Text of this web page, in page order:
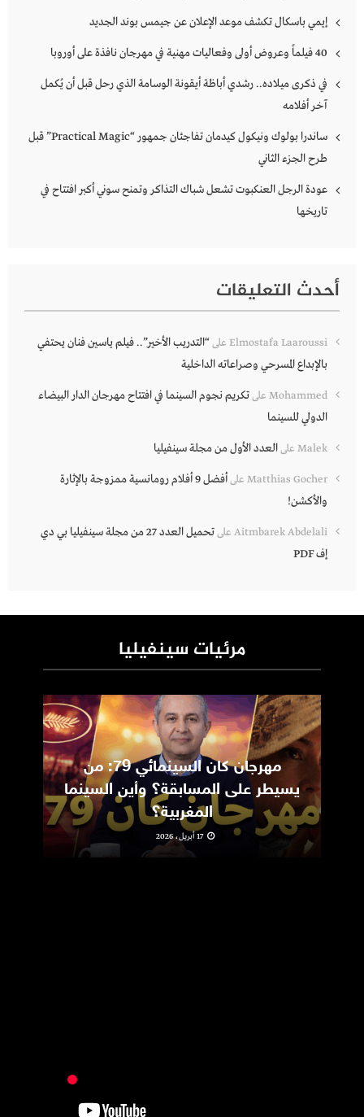
إيمي باسكال تكشف موعد الإعلان عن جيمس بوند الجديد
40 فيلماً وعروض أولى وفعاليات مهنية في مهرجان نافذة على أوروبا
في ذكرى ميلاده.. رشدي أباظة أيقونة الوسامة الذي رحل قبل أن يُكمل
آخر أفلامه
ساندرا بولوك ونيكول كيدمان تفاجئان جمهور “Practical Magic” قبل
طرح الجزء الثاني
عودة الرجل العنكبوت تشعل شباك التذاكر وتمنح سوني أكبر افتتاح في
تاريخها
أحدث التعليقات
Elmostafa Laaroussi على“التدريب الأخير”.. فيلم ياسين فنان يحتفي
بالإبداع المسرحي وصراعاته الداخلية
Mohammed علىتكريم نجوم السينما في افتتاح مهرجان الدار البيضاء
الدولي للسينما
Malek علىالعدد الأول من مجلة سينفيليا
Matthias Gocher على
أفضل 9 أفلام رومانسية ممزوجة بالإثارة
والأكشن!
Aitmbarek Abdelali على
تحميل العدد 27 من مجلة سينفيليا بي دي
إف PDF
مرئيات سينفيليا
مهرجان كان السينمائي 79: من
يسيطر على المسابقة؟ وأين السينما
المغربية؟
17 أبريل، 2026